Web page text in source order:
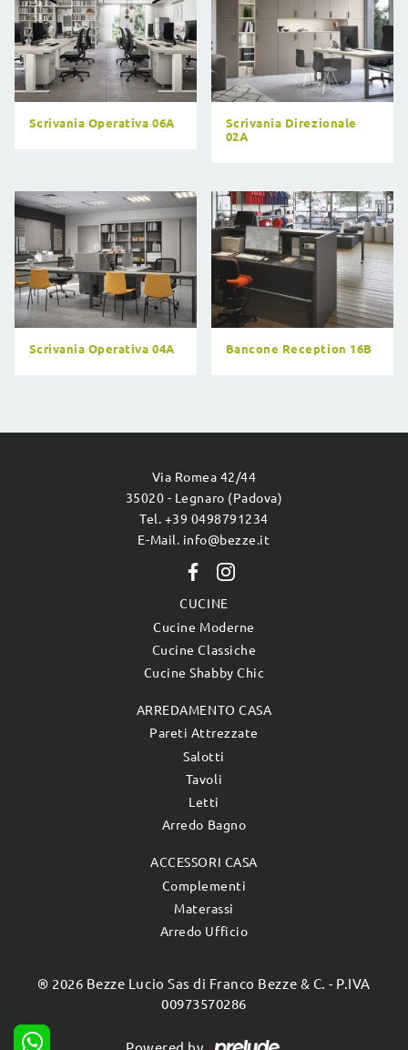
Scrivania Operativa 06A
Scrivania Direzionale
02A
Scrivania Operativa 04A Bancone Reception 16B
Via Romea 42/44
35020 - Legnaro (Padova)
Tel. +39 0498791234
E-Mail. info@bezze.it
CUCINE
Cucine Moderne
Cucine Classiche
Cucine Shabby Chic
ARREDAMENTO CASA
Pareti Attrezzate
Salotti
Tavoli
Letti
Arredo Bagno
ACCESSORI CASA
Complementi
Materassi
Arredo Ufficio
® 2026 Bezze Lucio Sas di Franco Bezze & C. - P.IVA
00973570286